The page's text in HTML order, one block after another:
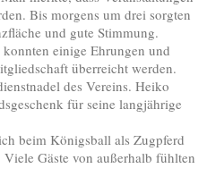
Bis morgens um drei sorgten
und gute Stimmung.
konnten einige Ehrungen und
überreicht werden.
des Vereins. Heiko
für seine langjährige
beim Königsball als Zugpferd
Gäste von außerhalb fühlten